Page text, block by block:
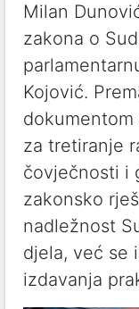
Milan
zakona o
Kojović.
dokumentom
za tretiranje
čovječnosti i
zakonsko
nadležnost
djela, već se
izdavanja